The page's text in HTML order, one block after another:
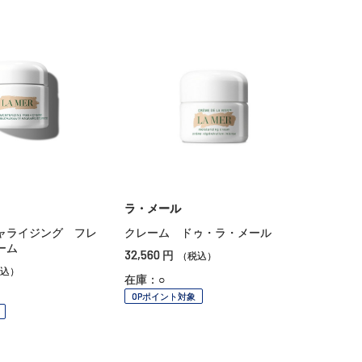
ライジング フレ
ム
）
ラ・メール
クレーム ドゥ・ラ・メール
32,560 円 （税込）
在庫：○
OPポイント対象